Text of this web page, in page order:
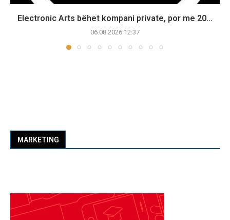
Electronic Arts bëhet kompani private, por me 20...
06.08.2026 12:37
MARKETING